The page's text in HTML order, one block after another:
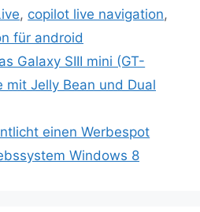
, copilot live navigation,
für android
Galaxy SIII mini (GT-
mit Jelly Bean und Dual
einen Werbespot
Windows 8